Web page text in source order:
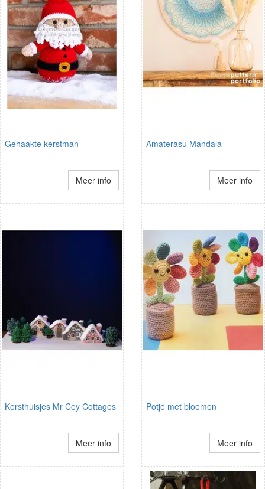
Gehaakte kerstman
Meer info
Amaterasu Mandala
Meer info
Kersthuisjes Mr Cey Cottages
Meer info
Potje met bloemen
Meer info